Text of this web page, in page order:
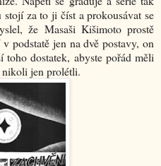
za to ji číst a prokousávat se
že Masaši Kišimoto prostě
podstatě jen na dvě postavy, on
dostatek, abyste pořád měli
nikoli jen prolétli.